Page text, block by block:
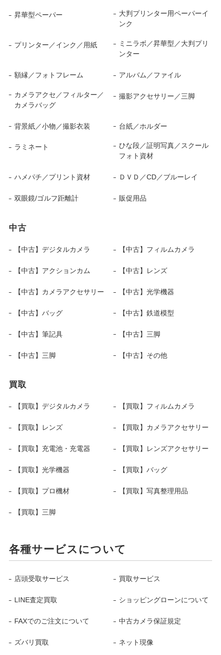
昇華型ペーパー
大判プリンター用ペーパーイ
ンク
プリンター／インク／用紙
ミニラボ／昇華型／大判プリ
ンター
額縁／フォトフレーム アルバム／ファイル
カメラアクセ／フィルター／
カメラバッグ
撮影アクセサリー／三脚
背景紙／小物／撮影衣装 台紙／ホルダー
ラミネート
ひな段／証明写真／スクール
フォト資材
ハメパチ／プリント資材 ＤＶＤ／CD／ブルーレイ
双眼鏡/ゴルフ距離計 販促用品
中古
【中古】デジタルカメラ 【中古】フィルムカメラ
【中古】アクションカム 【中古】レンズ
【中古】カメラアクセサリー 【中古】光学機器
【中古】バッグ 【中古】鉄道模型
【中古】筆記具 【中古】三脚
【中古】三脚 【中古】その他
買取
【買取】デジタルカメラ 【買取】フィルムカメラ
【買取】レンズ 【買取】カメラアクセサリー
【買取】充電池・充電器 【買取】レンズアクセサリー
【買取】光学機器 【買取】バッグ
【買取】プロ機材 【買取】写真整理用品
【買取】三脚
各種サービスについて
店頭受取サービス 買取サービス
LINE査定買取 ショッピングローンについて
FAXでのご注文について 中古カメラ保証規定
ズバリ買取 ネット現像